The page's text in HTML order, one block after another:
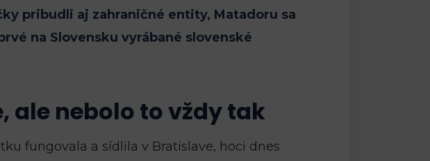
pribudli aj zahraničné entity, Matadoru sa
na Slovensku vyrábané slovenské
ale nebolo to vždy tak
fungovala a sídlila v Bratislave, hoci dnes